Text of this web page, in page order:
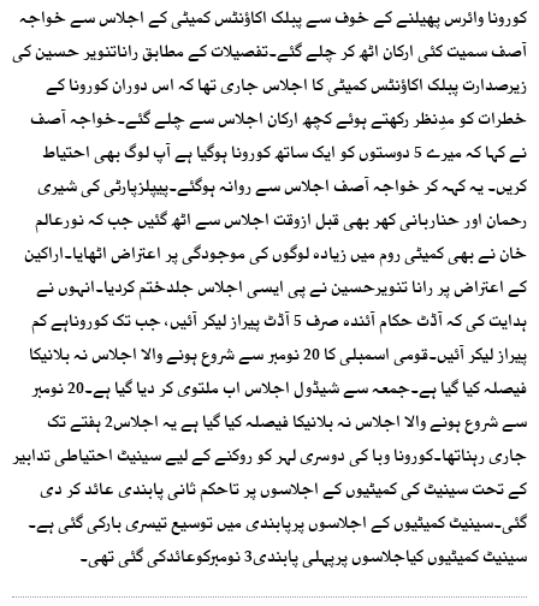
کورونا وائرس پھیلنے کے خوف سے پبلک اکاؤنٹس کمیٹی کے اجلاس سے خواجہ
آصف سمیت کئی ارکان اٹھ کر چلے گئے۔تفصیلات کے مطابق راناتنویر حسین کی
زیرصدارت پبلک اکاؤنٹس کمیٹی کا اجلاس جاری تھا کہ اس دوران کورونا کے
خطرات کو مدِنظر رکھتے ہوئے کچھ ارکان اجلاس سے چلے گئے۔خواجہ آصف
نے کہا کہ میرے 5 دوستوں کو ایک ساتھ کورونا ہوگیا ہے آپ لوگ بھی احتیاط
کریں۔ یہ کہہ کر خواجہ آصف اجلاس سے روانہ ہوگئے۔پیپلزپارٹی کی شیری
رحمان اور حناربانی کھر بھی قبل ازوقت اجلاس سے اٹھ گئیں جب کہ نورعالم
خان نے بھی کمیٹی روم میں زیادہ لوگوں کی موجودگی پر اعتراض اٹھایا۔اراکین
کے اعتراض پر رانا تنویرحسین نے پی ایسی اجلاس جلدختم کردیا۔انہوں نے
ہدایت کی کہ آڈٹ حکام آئندہ صرف 5 آڈٹ پیراز لیکر آئیں، جب تک کوروناہے کم
پیراز لیکر آئیں۔قومی اسمبلی کا 20 نومبر سے شروع ہونے والا اجلاس نہ بلانیکا
فیصلہ کیا گیا ہے۔جمعہ سے شیڈول اجلاس اب ملتوی کر دیا گیا ہے۔20 نومبر
سے شروع ہونے والا اجلاس نہ بلانیکا فیصلہ کیا گیا ہے یہ اجلاس2 ہفتے تک
جاری رہناتھا۔کورونا وبا کی دوسری لہر کو روکنے کے لیے سینیٹ احتیاطی تدابیر
کے تحت سینیٹ کی کمیٹیوں کے اجلاسوں پر تاحکم ثانی پابندی عائد کر دی
گئی۔سینیٹ کمیٹیوں کے اجلاسوں پرپابندی میں توسیع تیسری بارکی گئی ہے۔
سینیٹ کمیٹیوں کیاجلاسوں پرپہلی پابندی3 نومبرکوعائدکی گئی تھی۔